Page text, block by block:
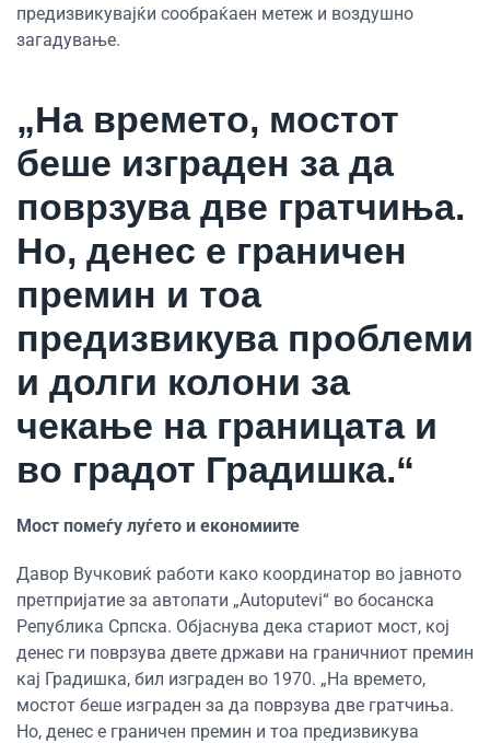
предизвикувајќи сообраќаен метеж и воздушно
загадување.
„На времето, мостот
беше изграден за да
поврзува две гратчиња.
Но, денес е граничен
премин и тоа
предизвикува проблеми
и долги колони за
чекање на границата и
во градот Градишка.“
Мост помеѓу луѓето и економиите
Давор Вучковиќ работи како координатор во јавното
претпријатие за автопати „Autoputevi“ во босанска
Република Српска. Објаснува дека стариот мост, кој
денес ги поврзува двете држави на граничниот премин
кај Градишка, бил изграден во 1970. „На времето,
мостот беше изграден за да поврзува две гратчиња.
Но, денес е граничен премин и тоа предизвикува